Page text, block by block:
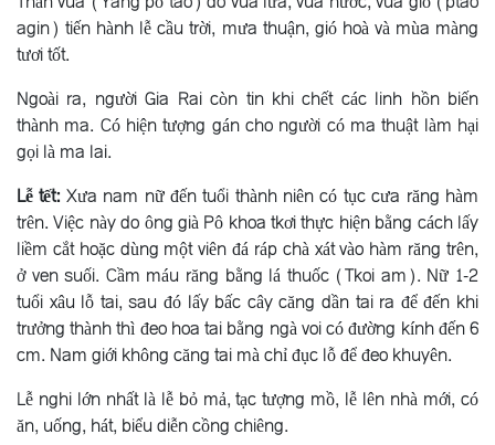
agin) tiến hành lễ cầu trời, mưa thuận, gió hoà và mùa màng
tươi tốt.
Ngoài ra, người Gia Rai còn tin khi chết các linh hồn biến
thành ma. Có hiện tượng gán cho người có ma thuật làm hại
gọi là ma lai.
Lễ tết: Xưa nam nữ đến tuổi thành niên có tục cưa răng hàm
trên. Việc này do ông già Pô khoa tkơi thực hiện bằng cách lấy
liềm cắt hoặc dùng một viên đá ráp chà xát vào hàm răng trên,
ở ven suối. Cầm máu răng bằng lá thuốc (Tkoi am). Nữ 1-2
tuổi xâu lỗ tai, sau đó lấy bấc cây căng dần tai ra để đến khi
trưởng thành thì đeo hoa tai bằng ngà voi có đường kính đến 6
cm. Nam giới không căng tai mà chỉ đục lỗ để đeo khuyên.
Lễ nghi lớn nhất là lễ bỏ mả, tạc tượng mồ, lễ lên nhà mới, có
ăn, uống, hát, biểu diễn cồng chiêng.